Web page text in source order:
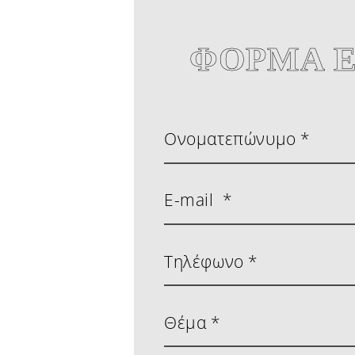
ΦΟΡΜΑ